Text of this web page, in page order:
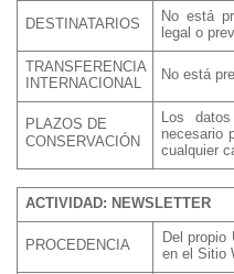
DESTINATARIOS
No está
legal o
TRANSFERENCIA
INTERNACIONAL
No está
PLAZOS DE
CONSERVACIÓN
Los
necesario
cualquier
ACTIVIDAD: NEWSLETTER
PROCEDENCIA
Del
en el Sitio